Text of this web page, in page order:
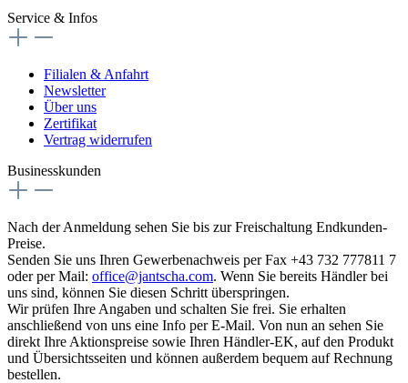
Service & Infos
Filialen & Anfahrt
Newsletter
Über uns
Zertifikat
Vertrag widerrufen
Businesskunden
Nach der Anmeldung sehen Sie bis zur Freischaltung Endkunden-
Preise.
Senden Sie uns Ihren Gewerbenachweis per Fax +43 732 777811 7
oder per Mail: office@jantscha.com. Wenn Sie bereits Händler bei
uns sind, können Sie diesen Schritt überspringen.
Wir prüfen Ihre Angaben und schalten Sie frei. Sie erhalten
anschließend von uns eine Info per E-Mail. Von nun an sehen Sie
direkt Ihre Aktionspreise sowie Ihren Händler-EK, auf den Produkt
und Übersichtsseiten und können außerdem bequem auf Rechnung
bestellen.